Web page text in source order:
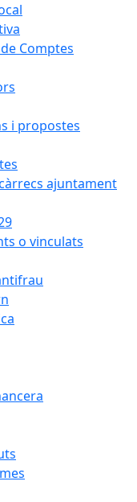
Comptes
i propostes
ajuntament
o vinculats